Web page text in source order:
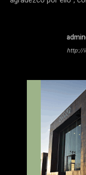
http://